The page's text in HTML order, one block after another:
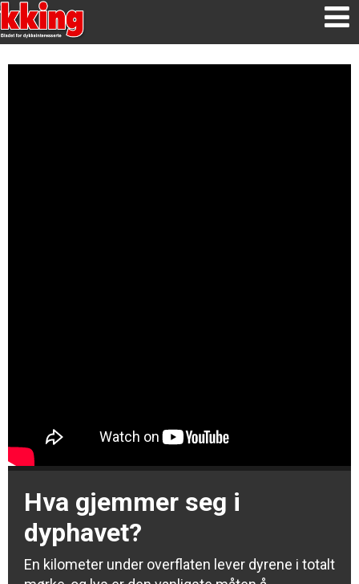
Hva gjemmer seg i
dyphavet?
En kilometer under overflaten lever dyrene i totalt